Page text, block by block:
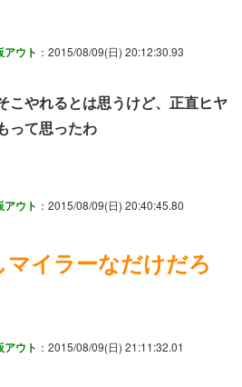
ウト ：2015/08/09(日) 20:12:30.93
こやれるとは思うけど、正直ヒヤ
って思ったわ
ウト ：2015/08/09(日) 20:40:45.80
イラーなだけだろ
ウト ：2015/08/09(日) 21:11:32.01